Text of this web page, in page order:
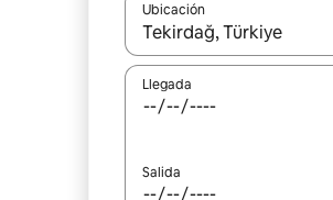
Ubicación
Cuando los resultados
Llegada
Salida